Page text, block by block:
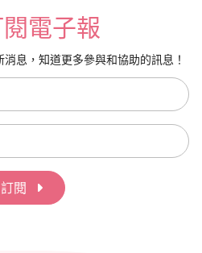
電子報
息，知道更多參與和協助的訊息！
訂閱